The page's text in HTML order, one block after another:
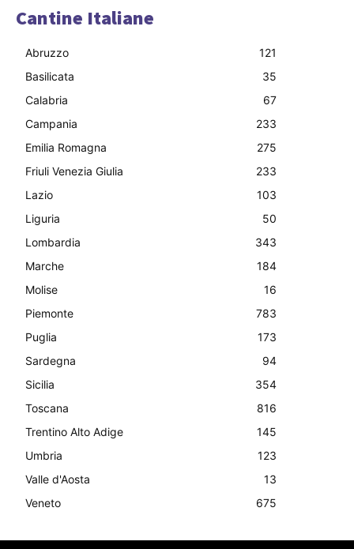
Cantine Italiane
Abruzzo
121
Basilicata
35
Calabria
67
Campania
233
Emilia Romagna
275
Friuli Venezia Giulia
233
Lazio
103
Liguria
50
Lombardia
343
Marche
184
Molise
16
Piemonte
783
Puglia
173
Sardegna
94
Sicilia
354
Toscana
816
Trentino Alto Adige
145
Umbria
123
Valle d'Aosta
13
Veneto
675